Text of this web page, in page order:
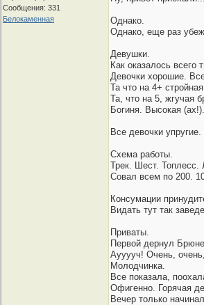
Сообщения: 331
Белокаменная
Однако.
Однако, еще раз
Девушки.
Как оказалось
Девочки хорошие.
Та что на 4+
Та, что на 5, жгучая
Богиня. Высокая
Все девочки
Схема работы.
Трек. Шест. Топлесс.
Совал всем по 200.
Консумации
Видать тут так
Приваты.
Первой дернул
Аууууч! Очень,
Молодчинка.
Все показала,
Офигенно. Горячая
Вечер только